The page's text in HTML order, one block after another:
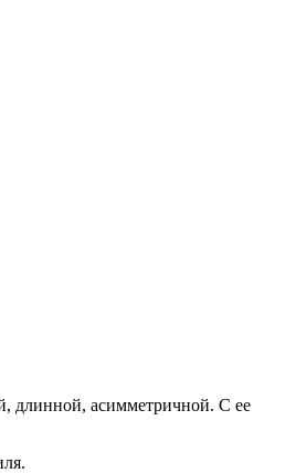
длинной, асимметричной. С ее